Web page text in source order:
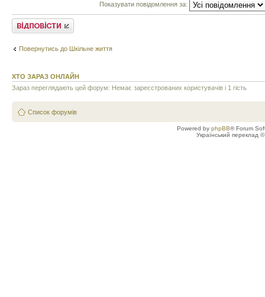
Показувати повідомлення за:
Відповісти
Повернутись до Шкільне життя
ХТО ЗАРАЗ ОНЛАЙН
Зараз переглядають цей форум: Немає зареєстрованих користувачів і 1 гість
Список форумів
Powered by phpBB® Forum
Український переклад